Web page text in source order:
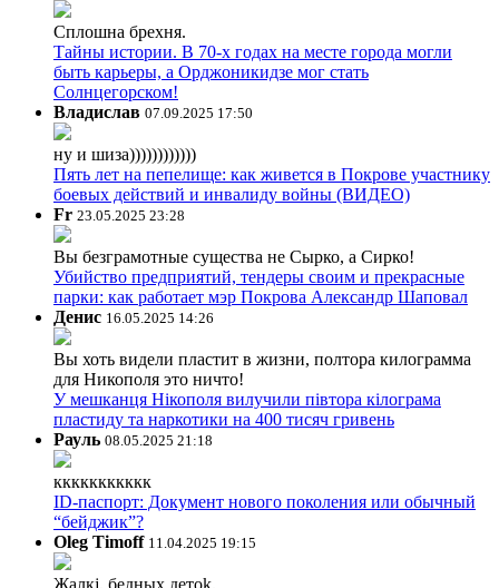
Сплошна брехня.
Тайны истории. В 70-х годах на месте города могли
быть карьеры, а Орджоникидзе мог стать
Солнцегорском!
Владислав 07.09.2025 17:50
ну и шиза))))))))))))
Пять лет на пепелище: как живется в Покрове участнику
боевых действий и инвалиду войны (ВИДЕО)
Fr 23.05.2025 23:28
Вы безграмотные существа не Сырко, а Сирко!
Убийство предприятий, тендеры своим и прекрасные
парки: как работает мэр Покрова Александр Шаповал
Денис 16.05.2025 14:26
Вы хоть видели пластит в жизни, полтора килограмма
для Никополя это ничто!
У мешканця Нікополя вилучили півтора кілограма
пластиду та наркотики на 400 тисяч гривень
Рауль 08.05.2025 21:18
ккккккккккк
ID-паспорт: Документ нового поколения или обычный
“бейджик”?
Oleg Timoff 11.04.2025 19:15
Жалкj, бедных детok.